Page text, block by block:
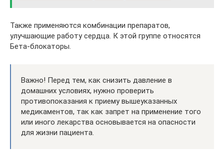
Также применяются комбинации препаратов,
улучшающие работу сердца. К этой группе относятся
Бета-блокаторы.
Важно! Перед тем, как снизить давление в
домашних условиях, нужно проверить
противопоказания к приему вышеуказанных
медикаментов, так как запрет на применение того
или иного лекарства основывается на опасности
для жизни пациента.